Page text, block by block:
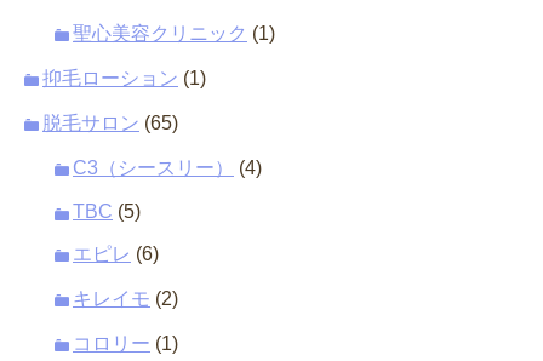
聖心美容クリニック (1)
抑毛ローション (1)
脱毛サロン (65)
C3（シースリー） (4)
TBC (5)
エピレ (6)
キレイモ (2)
コロリー (1)